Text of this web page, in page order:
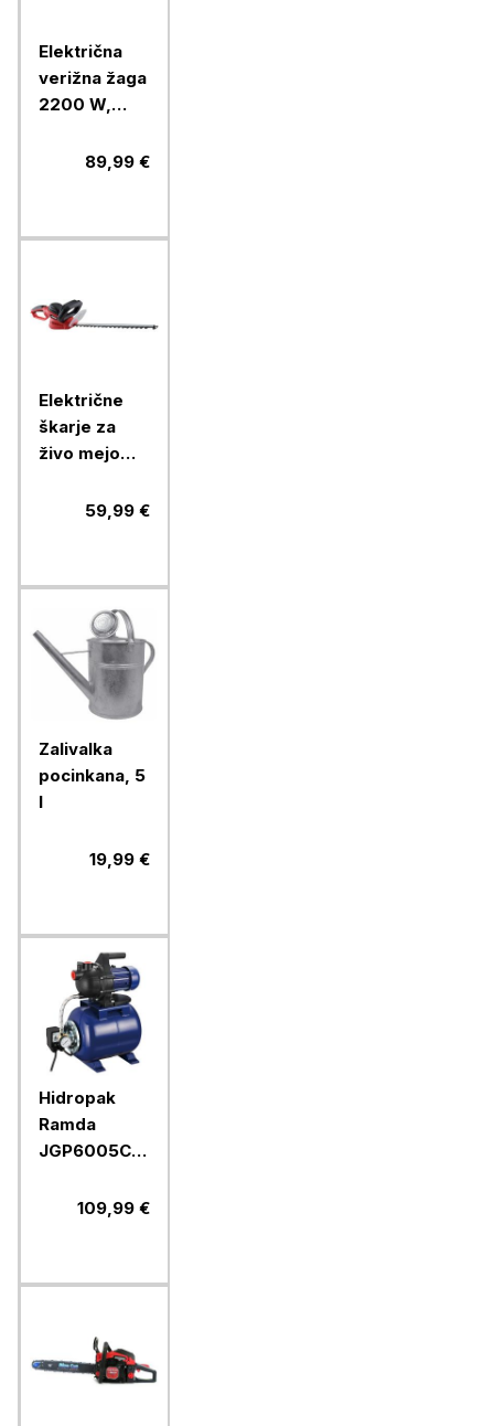
Električna
verižna žaga
2200 W,
3/8"PICCO,
89,99 €
Električne
škarje za
živo mejo
895238,59,99 €
Zalivalka
pocinkana, 5
l
19,99 €
Hidropak
Ramda
JGP6005C,
109,99 €